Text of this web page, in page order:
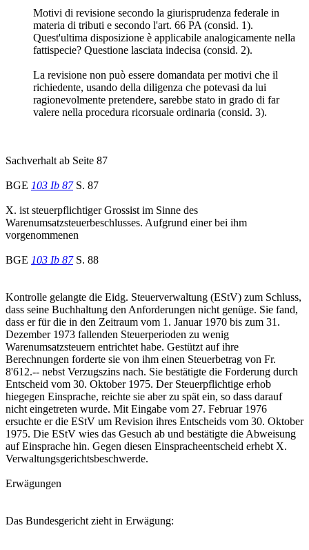
Motivi di revisione secondo la giurisprudenza federale in
materia di tributi e secondo l'art. 66 PA (consid. 1).
Quest'ultima disposizione è applicabile analogicamente nella
fattispecie? Questione lasciata indecisa (consid. 2).
La revisione non può essere domandata per motivi che il
richiedente, usando della diligenza che potevasi da lui
ragionevolmente pretendere, sarebbe stato in grado di far
valere nella procedura ricorsuale ordinaria (consid. 3).
Sachverhalt ab Seite 87
BGE 103 Ib 87S. 87
X. ist steuerpflichtiger Grossist im Sinne des
Warenumsatzsteuerbeschlusses. Aufgrund einer bei ihm
vorgenommenen
BGE 103 Ib 87S. 88
Kontrolle gelangte die Eidg. Steuerverwaltung (EStV) zum Schluss,
dass seine Buchhaltung den Anforderungen nicht genüge. Sie fand,
dass er für die in den Zeitraum vom 1. Januar 1970 bis zum 31.
Dezember 1973 fallenden Steuerperioden zu wenig
Warenumsatzsteuern entrichtet habe. Gestützt auf ihre
Berechnungen forderte sie von ihm einen Steuerbetrag von Fr.
8'612.-- nebst Verzugszins nach. Sie bestätigte die Forderung durch
Entscheid vom 30. Oktober 1975. Der Steuerpflichtige erhob
hiegegen Einsprache, reichte sie aber zu spät ein, so dass darauf
nicht eingetreten wurde. Mit Eingabe vom 27. Februar 1976
ersuchte er die EStV um Revision ihres Entscheids vom 30. Oktober
1975. Die EStV wies das Gesuch ab und bestätigte die Abweisung
auf Einsprache hin. Gegen diesen Einspracheentscheid erhebt X.
Verwaltungsgerichtsbeschwerde.
Erwägungen
Das Bundesgericht zieht in Erwägung: